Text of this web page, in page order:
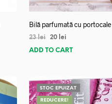
Bilă parfumată cu
23lei 20 lei
ADD TO CART
STOC EPUIZAT
REDUCERE!